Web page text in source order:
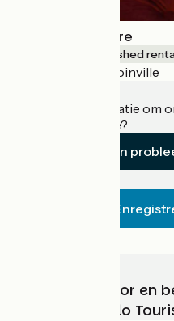
La Rose Trémière
Lodgings and furnished
Joinville
Heeft u informatie om
accommodatie?
Een
Kies, bereid voor en
met France Vélo